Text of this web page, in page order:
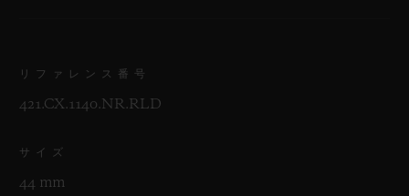
リファレンス番号
421.CX.1140.NR.RLD
サイズ
44 mm